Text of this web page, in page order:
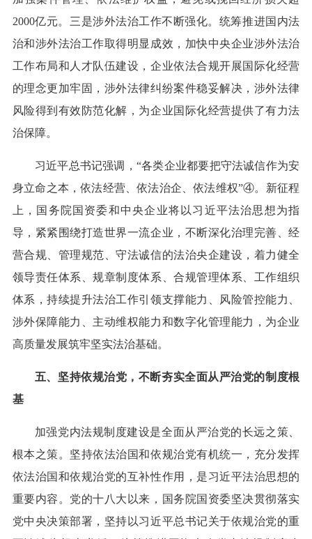
2000亿元。三是涉外法治工作不断强化。统筹推进国内法
治和涉外法治工作取得明显成效，加快中央企业涉外法治
工作布局和人才队伍建设，企业依法合规开展国际化经营
的理念更加牢固，涉外法律纠纷案件稳妥解决，涉外法律
风险得到有效防范化解，为企业国际化经营提供了有力法
治保障。
习近平总书记强调，“各类企业都要把守法诚信作为安
身立命之本，依法经营、依法治企、依法维权”④。新征程
上，国务院国资委和中央企业将以习近平法治思想为指
导，紧紧围绕打造世界一流企业，不断深化治理完善、经
营合规、管理规范、守法诚信的法治央企建设，着力健全
领导责任体系、规章制度体系、合规管理体系、工作组织
体系，持续提升法治工作引领支撑能力、风险管控能力、
涉外保障能力、主动维权能力和数字化管理能力，为企业
高质量发展筑牢坚实法治基础。
五、坚持依规治党，不断夯实全面从严治党的制度根
基
加强党内法规制度建设是全面从严治党的长远之策、
根本之策。坚持依法治国和依规治党有机统一，充分发挥
依法治国和依规治党的互补性作用，是习近平法治思想的
重要内容。党的十八大以来，国务院国资委坚决贯彻落实
党中央决策部署，坚持以习近平总书记关于依规治党的重